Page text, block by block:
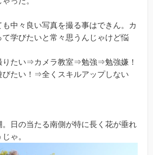
中々良い写真を撮る事はできん。カ
て学びたいと常々思うんじゃけど悩
りたい⇒カメラ教室⇒勉強⇒勉強嫌！
たい！⇒全くスキルアップしない
。日の当たる南側が特に長く花が垂れ
ゃ。